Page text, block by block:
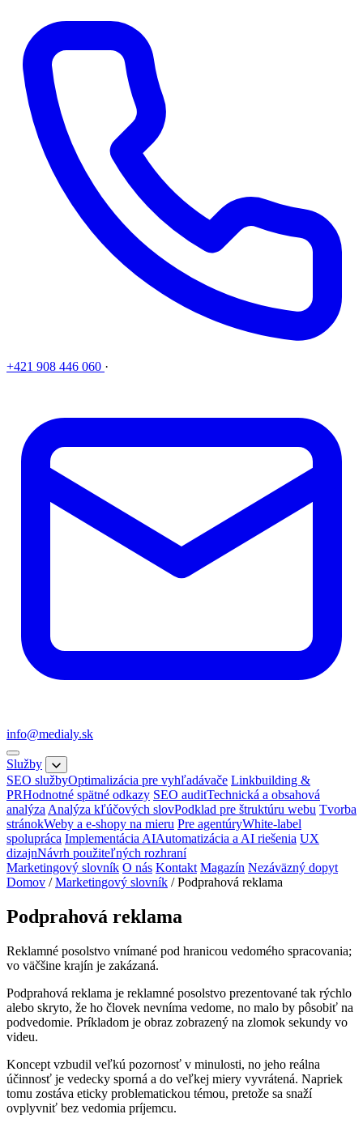
+421 908 446 060 ·
info@medialy.sk
Služby
SEO službyOptimalizácia pre vyhľadávače Linkbuilding &
PRHodnotné spätné odkazy SEO auditTechnická a obsahová
analýza Analýza kľúčových slovPodklad pre štruktúru webu Tvorba
stránokWeby a e-shopy na mieru Pre agentúryWhite-label
spolupráca Implementácia AIAutomatizácia a AI riešenia UX
dizajnNávrh použiteľných rozhraní
Marketingový slovník O nás Kontakt Magazín Nezáväzný dopyt
Domov / Marketingový slovník /Podprahová reklama
Podprahová reklama
Reklamné posolstvo vnímané pod hranicou vedomého spracovania;
vo väčšine krajín je zakázaná.
Podprahová reklama je reklamné posolstvo prezentované tak rýchlo
alebo skryto, že ho človek nevníma vedome, no malo by pôsobiť na
podvedomie. Príkladom je obraz zobrazený na zlomok sekundy vo
videu.
Koncept vzbudil veľkú pozornosť v minulosti, no jeho reálna
účinnosť je vedecky sporná a do veľkej miery vyvrátená. Napriek
tomu zostáva eticky problematickou témou, pretože sa snaží
ovplyvniť bez vedomia príjemcu.